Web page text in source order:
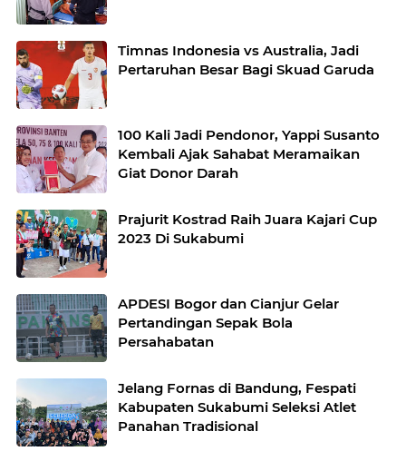
Timnas Indonesia vs Australia, Jadi
Pertaruhan Besar Bagi Skuad Garuda
100 Kali Jadi Pendonor, Yappi Susanto
Kembali Ajak Sahabat Meramaikan
Giat Donor Darah
Prajurit Kostrad Raih Juara Kajari Cup
2023 Di Sukabumi
APDESI Bogor dan Cianjur Gelar
Pertandingan Sepak Bola
Persahabatan
Jelang Fornas di Bandung, Fespati
Kabupaten Sukabumi Seleksi Atlet
Panahan Tradisional